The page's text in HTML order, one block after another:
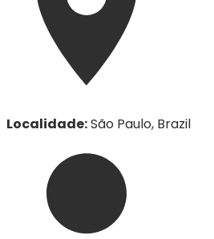
Localidade:São Paulo, Brazil